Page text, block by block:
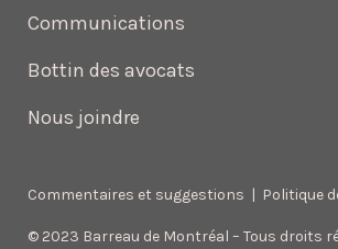
Communications
Bottin des avocats
Nous joindre
Commentaires et suggestions | Politique
© 2023 Barreau de Montréal – Tous droits